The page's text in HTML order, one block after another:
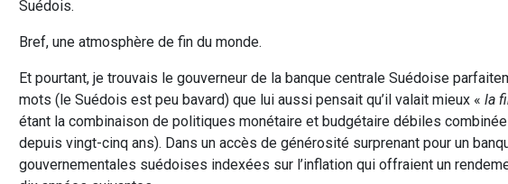
Suédois.
Bref, une atmosphère de fin du monde.
Et pourtant, je trouvais le gouverneur de la banque centrale Suédoise
mots (le Suédois est peu bavard) que lui aussi pensait qu’il valait mieux « la
étant la combinaison de politiques monétaire et budgétaire débiles
depuis vingt-cinq ans). Dans un accès de générosité surprenant pour un
gouvernementales suédoises indexées sur l’inflation qui offraient un